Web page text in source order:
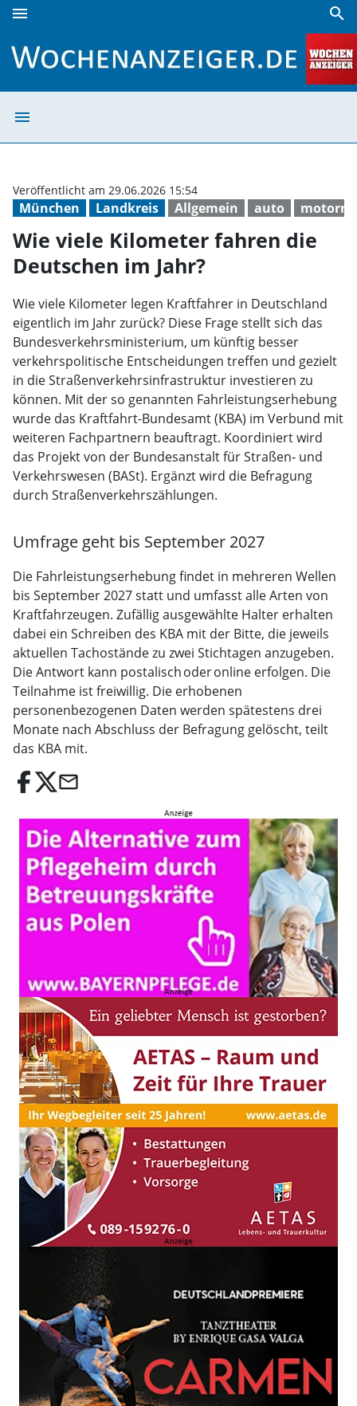
menu search
menu
München Landkreis Allgemein auto
Veröffentlicht am 29.06.2026 15:54
Wie viele Kilometer fahren die
Deutschen im Jahr?
Wie viele Kilometer legen Kraftfahrer in Deutschland
eigentlich im Jahr zurück? Diese Frage stellt sich das
Bundesverkehrsministerium, um künftig besser
verkehrspolitische Entscheidungen treffen und gezielt
in die Straßenverkehrsinfrastruktur investieren zu
können. Mit der so genannten Fahrleistungserhebung
wurde das Kraftfahrt-Bundesamt (KBA) im Verbund mit
weiteren Fachpartnern beauftragt. Koordiniert wird
das Projekt von der Bundesanstalt für Straßen‑ und
Verkehrswesen (BASt). Ergänzt wird die Befragung
durch Straßenverkehrszählungen.
Umfrage geht bis September 2027
Die Fahrleistungserhebung findet in mehreren Wellen
bis September 2027 statt und umfasst alle Arten von
Kraftfahrzeugen. Zufällig ausgewählte Halter erhalten
dabei ein Schreiben des KBA mit der Bitte, die jeweils
aktuellen Tachostände zu zwei Stichtagen anzugeben.
Die Antwort kann postalisch oder online erfolgen. Die
Teilnahme ist freiwillig. Die erhobenen
personenbezogenen Daten werden spätestens drei
Monate nach Abschluss der Befragung gelöscht, teilt
das KBA mit.
email